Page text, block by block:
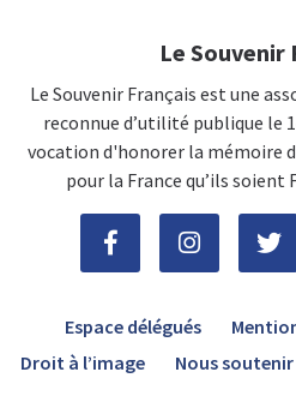
Le Souvenir
Le Souvenir Français est une
reconnue d’utilité publique le
vocation d'honorer la mémoire
pour la France qu’ils soient
Espace délégués
Droit à l’image
Nous soutenir